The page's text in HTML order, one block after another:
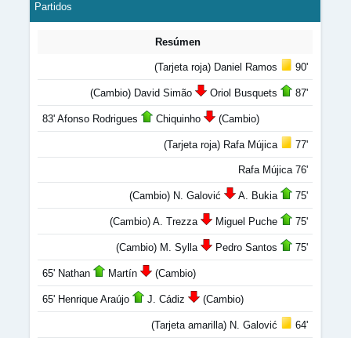
Partidos
Resúmen
(Tarjeta roja) Daniel Ramos 90'
(Cambio) David Simão Oriol Busquets 87'
83' Afonso Rodrigues Chiquinho (Cambio)
(Tarjeta roja) Rafa Mújica 77'
Rafa Mújica 76'
(Cambio) N. Galović A. Bukia 75'
(Cambio) A. Trezza Miguel Puche 75'
(Cambio) M. Sylla Pedro Santos 75'
65' Nathan Martín (Cambio)
65' Henrique Araújo J. Cádiz (Cambio)
(Tarjeta amarilla) N. Galović 64'